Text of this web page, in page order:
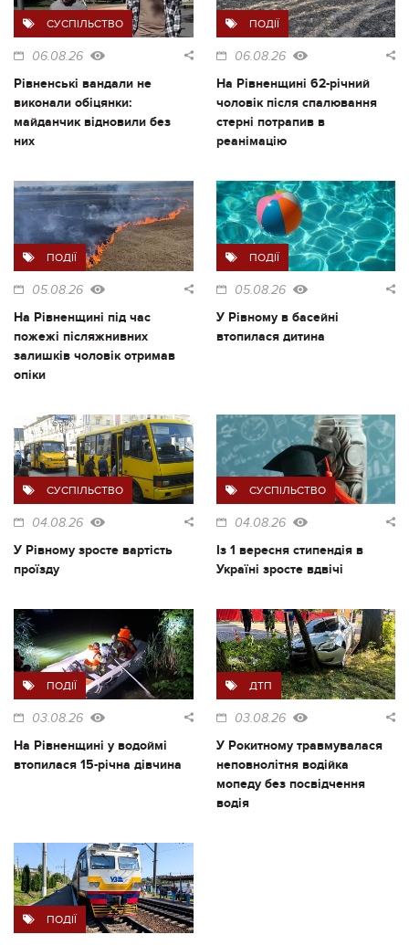
СУСПІЛЬСТВО
06.08.26
Рівненські вандали не
виконали обіцянки:
майданчик відновили без
них
ПОДІЇ
06.08.26
На Рівненщині 62-річний
чоловік після спалювання
стерні потрапив в
реанімацію
ПОДІЇ
05.08.26
На Рівненщині під час
пожежі післяжнивних
залишків чоловік отримав
опіки
ПОДІЇ
05.08.26
У Рівному в басейні
втопилася дитина
СУСПІЛЬСТВО
04.08.26
У Рівному зросте вартість
проїзду
СУСПІЛЬСТВО
04.08.26
Із 1 вересня стипендія в
Україні зросте вдвічі
ПОДІЇ
03.08.26
На Рівненщині у водоймі
втопилася 15-річна дівчина
ДТП
03.08.26
У Рокитному травмувалася
неповнолітня водійка
мопеду без посвідчення
водія
ПОДІЇ